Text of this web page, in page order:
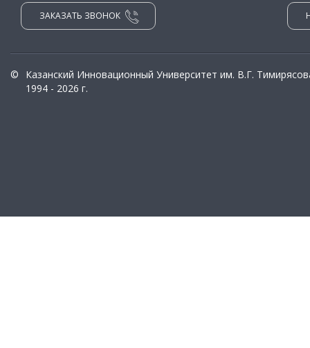
ЗАКАЗАТЬ ЗВОНОК
©
Казанский Инновационный Университет им. В.Г.
1994 - 2026 г.